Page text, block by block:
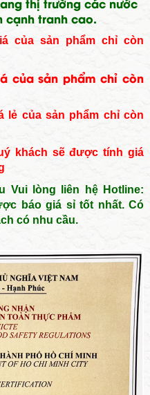
thị trường các nước
cạnh tranh cao.
của sản phẩm chỉ còn
của sản phẩm chỉ còn
lẻ của sản phẩm chỉ còn
khách sẽ được tính giá
Vui lòng liên hệ Hotline:
báo giá sỉ tốt nhất. Có
có nhu cầu.